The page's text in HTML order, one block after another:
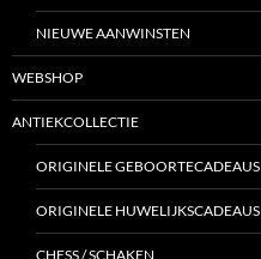
NIEUWE AANWINSTEN
WEBSHOP
ANTIEKCOLLECTIE
ORIGINELE GEBOORTECADEAUS
ORIGINELE HUWELIJKSCADEAUS
CHESS / SCHAKEN